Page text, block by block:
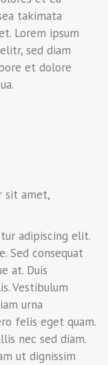
takimata
Lorem ipsum
sed diam
et dolore
sit amet,
adipiscing elit.
Sed consequat
at. Duis
Vestibulum
urna
felis eget quam.
nec sed diam.
ut dignissim